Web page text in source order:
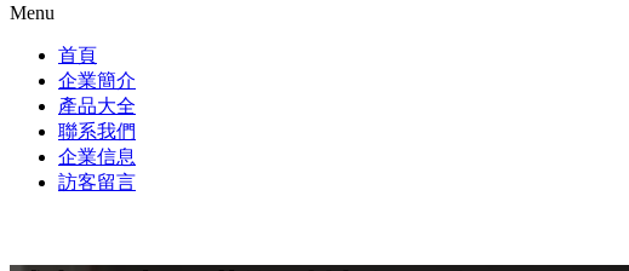
Menu
首頁
企業簡介
產品大全
聯系我們
企業信息
訪客留言